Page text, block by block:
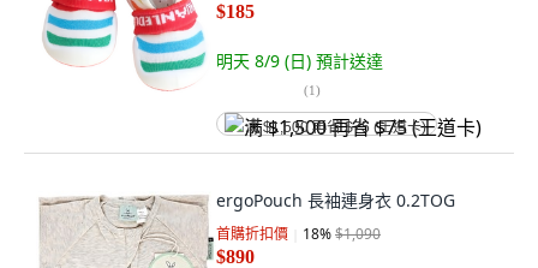
$185
明天 8/9 (日) 預計送達
(1)
满 $1,500 再省 $75 (王道卡)
ergoPouch 長袖連身衣 0.2TOG
首購折扣價 18%$1,090
$890